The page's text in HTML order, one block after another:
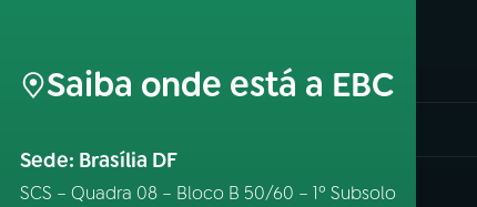
Saiba onde está a EBC
Sede: Brasília DF
SCS – Quadra 08 – Bloco B 50/60 – 1º Subsolo